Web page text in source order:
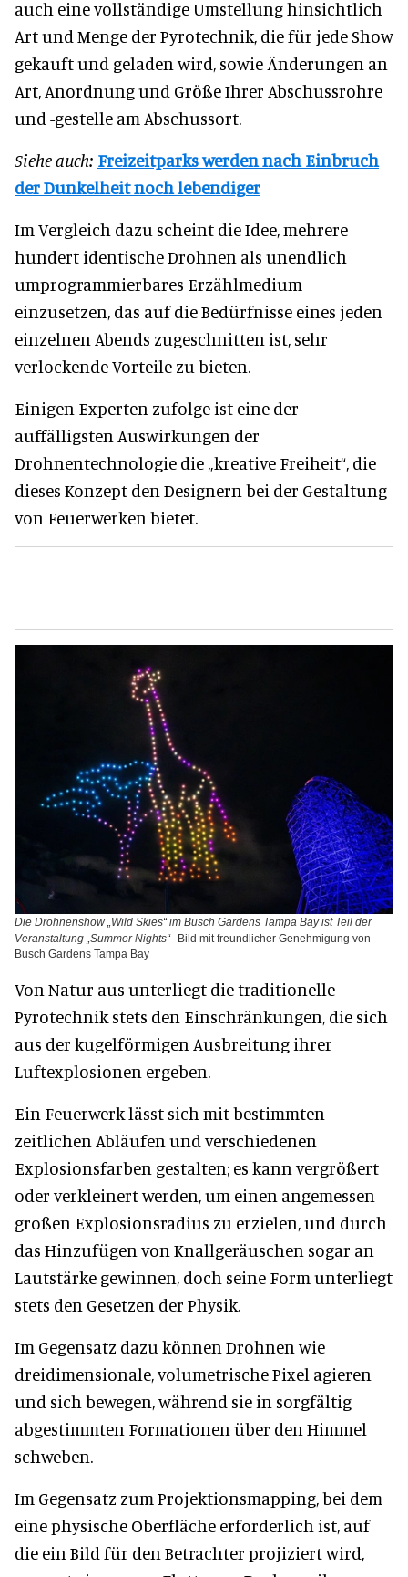
auch eine vollständige Umstellung hinsichtlich
Art und Menge der Pyrotechnik, die für jede Show
gekauft und geladen wird, sowie Änderungen an
Art, Anordnung und Größe Ihrer Abschussrohre
und -gestelle am Abschussort.
Siehe auch: Freizeitparks werden nach Einbruch
der Dunkelheit noch lebendiger
Im Vergleich dazu scheint die Idee, mehrere
hundert identische Drohnen als unendlich
umprogrammierbares Erzählmedium
einzusetzen, das auf die Bedürfnisse eines jeden
einzelnen Abends zugeschnitten ist, sehr
verlockende Vorteile zu bieten.
Einigen Experten zufolge ist eine der
auffälligsten Auswirkungen der
Drohnentechnologie die „kreative Freiheit“, die
dieses Konzept den Designern bei der Gestaltung
von Feuerwerken bietet.
Die Drohnenshow „Wild Skies“ im Busch Gardens Tampa Bay ist Teil der
Veranstaltung „Summer Nights“
Bild mit freundlicher Genehmigung von
Busch Gardens Tampa Bay
Von Natur aus unterliegt die traditionelle
Pyrotechnik stets den Einschränkungen, die sich
aus der kugelförmigen Ausbreitung ihrer
Luftexplosionen ergeben.
Ein Feuerwerk lässt sich mit bestimmten
zeitlichen Abläufen und verschiedenen
Explosionsfarben gestalten; es kann vergrößert
oder verkleinert werden, um einen angemessen
großen Explosionsradius zu erzielen, und durch
das Hinzufügen von Knallgeräuschen sogar an
Lautstärke gewinnen, doch seine Form unterliegt
stets den Gesetzen der Physik.
Im Gegensatz dazu können Drohnen wie
dreidimensionale, volumetrische Pixel agieren
und sich bewegen, während sie in sorgfältig
abgestimmten Formationen über den Himmel
schweben.
Im Gegensatz zum Projektionsmapping, bei dem
eine physische Oberfläche erforderlich ist, auf
die ein Bild für den Betrachter projiziert wird,